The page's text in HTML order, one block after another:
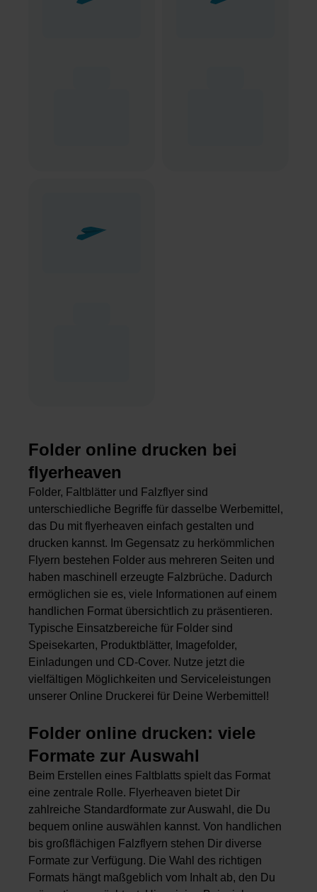
Folder online drucken bei
flyerheaven
Folder, Faltblätter und Falzflyer sind
unterschiedliche Begriffe für dasselbe Werbemittel,
das Du mit flyerheaven einfach gestalten und
drucken kannst. Im Gegensatz zu herkömmlichen
Flyern bestehen Folder aus mehreren Seiten und
haben maschinell erzeugte Falzbrüche. Dadurch
ermöglichen sie es, viele Informationen auf einem
handlichen Format übersichtlich zu präsentieren.
Typische Einsatzbereiche für Folder sind
Speisekarten, Produktblätter, Imagefolder,
Einladungen und CD-Cover. Nutze jetzt die
vielfältigen Möglichkeiten und Serviceleistungen
unserer Online Druckerei für Deine Werbemittel!
Folder online drucken: viele
Formate zur Auswahl
Beim Erstellen eines Faltblatts spielt das Format
eine zentrale Rolle. Flyerheaven bietet Dir
zahlreiche Standardformate zur Auswahl, die Du
bequem online auswählen kannst. Von handlichen
bis großflächigen Falzflyern stehen Dir diverse
Formate zur Verfügung. Die Wahl des richtigen
Formats hängt maßgeblich vom Inhalt ab, den Du